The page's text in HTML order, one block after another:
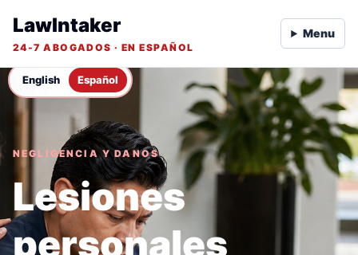
English Español
LawIntaker
24-7 ABOGADOS · EN ESPAÑOL
Menu
NEGLIGENCIA Y DANOS
Lesiones
personales